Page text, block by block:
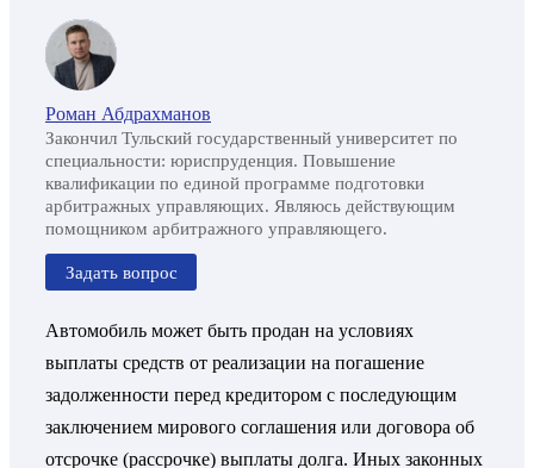
Роман Абдрахманов
Закончил Тульский государственный университет по
специальности: юриспруденция. Повышение
квалификации по единой программе подготовки
арбитражных управляющих. Являюсь действующим
помощником арбитражного управляющего.
Задать вопрос
Автомобиль может быть продан на условиях
выплаты средств от реализации на погашение
задолженности перед кредитором с последующим
заключением мирового соглашения или договора об
отсрочке (рассрочке) выплаты долга. Иных законных